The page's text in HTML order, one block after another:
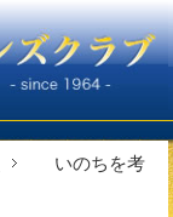
いのちを考